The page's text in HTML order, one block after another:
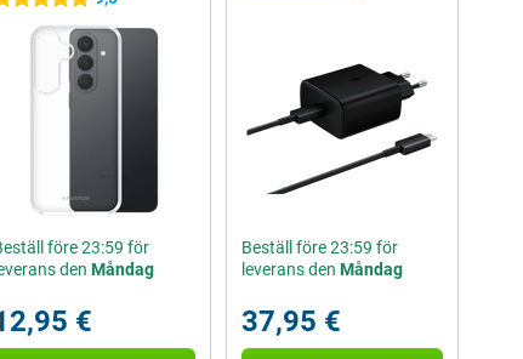
före 23:59 för
den Måndag
€
Beställ före 23:59 för
leverans den Måndag
37,95 €